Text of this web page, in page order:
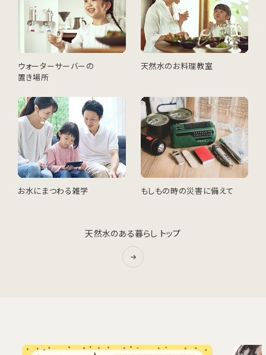
ウォーターサーバーの
置き場所
天然水のお料理教室
お水にまつわる雑学 もしもの時の災害に備えて
天然水のある暮らし トップ